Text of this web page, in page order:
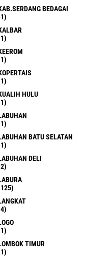
BEDAGAI
HULU
BATU SELATAN
DELI
TIMUR